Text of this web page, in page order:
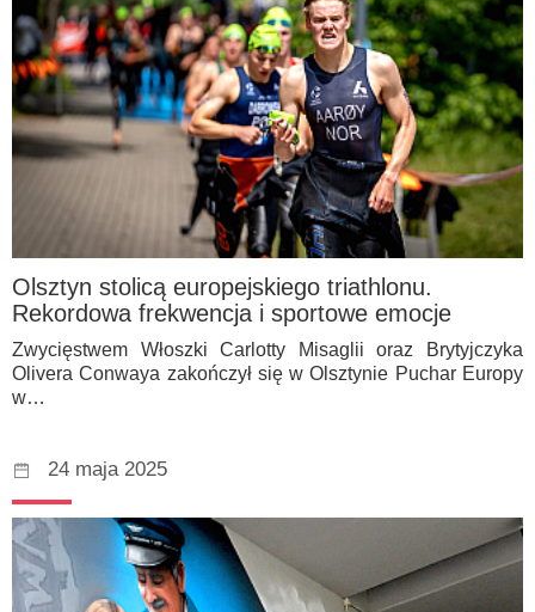
Olsztyn stolicą europejskiego triathlonu.
Rekordowa frekwencja i sportowe emocje
Zwycięstwem Włoszki Carlotty Misaglii oraz Brytyjczyka
Olivera Conwaya zakończył się w Olsztynie Puchar Europy
w…
24 maja 2025